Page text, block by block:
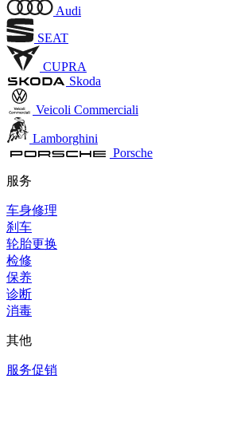
Audi
SEAT
CUPRA
Skoda
Veicoli Commerciali
Lamborghini
Porsche
服务
车身修理
刹车
轮胎更换
检修
保养
诊断
消毒
其他
服务促销